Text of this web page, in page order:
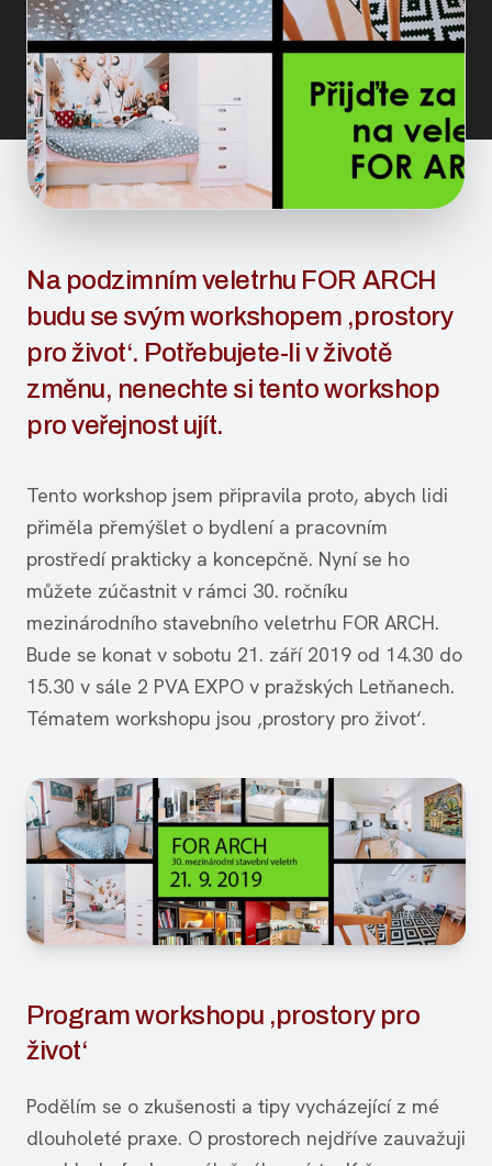
Na podzimním veletrhu FOR ARCH
budu se svým workshopem ‚prostory
pro život‘. Potřebujete-li v životě
změnu, nenechte si tento workshop
pro veřejnost ujít.
Tento workshop jsem připravila proto, abych lidi
přiměla přemýšlet o bydlení a pracovním
prostředí prakticky a koncepčně. Nyní se ho
můžete zúčastnit v rámci 30. ročníku
mezinárodního stavebního veletrhu FOR ARCH.
Bude se konat v sobotu 21. září 2019 od 14.30 do
15.30 v sále 2 PVA EXPO v pražských Letňanech.
Tématem workshopu jsou ‚prostory pro život‘.
Program workshopu ‚prostory pro
život‘
Podělím se o zkušenosti a tipy vycházející z mé
dlouholeté praxe. O prostorech nejdříve zauvažuji